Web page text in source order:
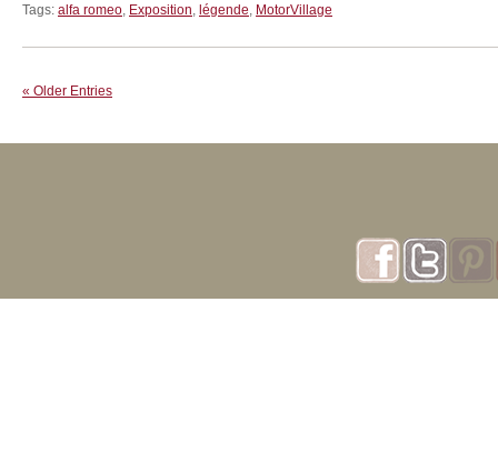
Tags: alfa romeo, Exposition, légende, MotorVillage
« Older Entries